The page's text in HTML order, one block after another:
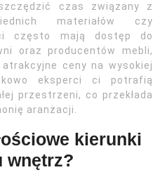
czas związany z
materiałów czy
często mają dostęp do
oraz producentów mebli,
ceny na wysokiej
eksperci ci potrafią
przestrzeni, co przekłada
aranżacji.
kierunki
wnętrz?